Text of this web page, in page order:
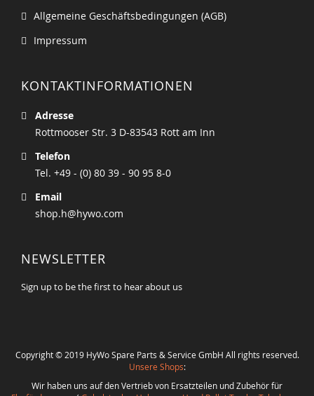
Allgemeine Geschäftsbedingungen (AGB)
Impressum
KONTAKTINFORMATIONEN
Adresse
Rottmooser Str. 3 D-83543 Rott am Inn
Telefon
Tel. +49 - (0) 80 39 - 90 95 8-0
Email
shop.h@hywo.com
NEWSLETTER
Sign up to be the first to hear about us
Copyright © 2019 HyWo Spare Parts & Service GmbH All rights reserved.
Unsere Shops:
Wir haben uns auf den Vertrieb von Ersatzteilen und Zubehör für